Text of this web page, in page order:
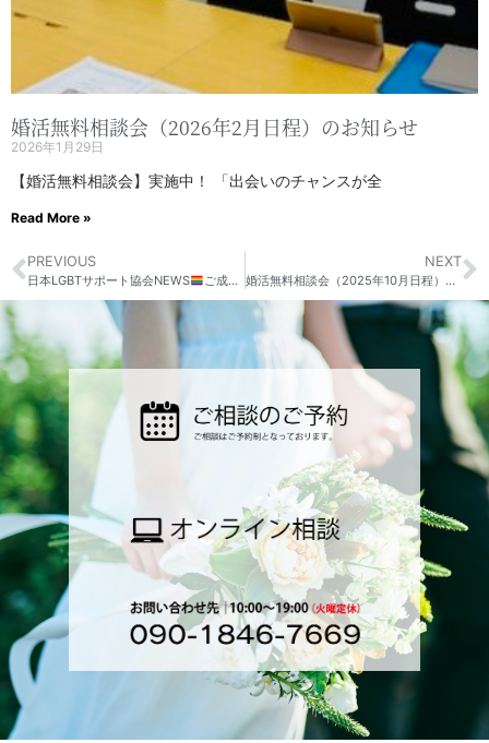
婚活無料相談会（2026年2月日程）のお知らせ
2026年1月29日
【婚活無料相談会】実施中！ 「出会いのチャンスが全
Read More »
PREVIOUS
日本LGBTサポート協会NEWS ご成約続出！！
NEXT
婚活無料相談会（2025年10月日程）のお知らせ